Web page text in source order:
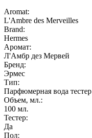
Aromat:
L'Ambre des Merveilles
Brand:
Hermes
Аромат:
Л'Амбр дез Мервей
Бренд:
Эрмес
Тип:
Парфюмерная вода тестер
Объем, мл.:
100 мл.
Тестер:
Да
Пол: